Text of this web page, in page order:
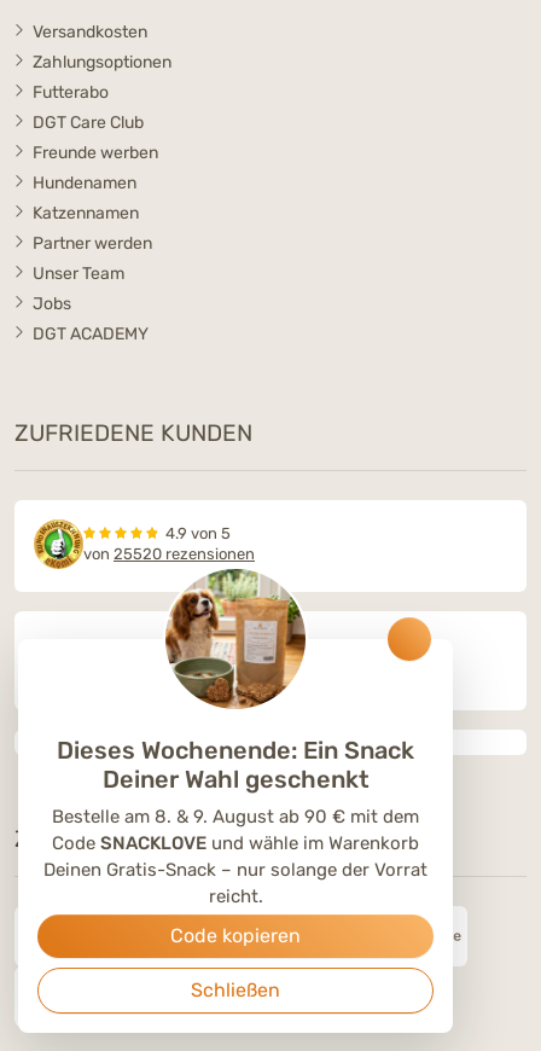
Versandkosten
Zahlungsoptionen
Futterabo
DGT Care Club
Freunde werben
Hundenamen
Katzennamen
Partner werden
Unser Team
Jobs
DGT ACADEMY
ZUFRIEDENE KUNDEN
4.9 von 5
von 25520 rezensionen
ZAHLUNGSOPTIONEN
Dieses Wochenende: Ein Snack
Deiner Wahl geschenkt
Bestelle am 8. & 9. August ab 90 € mit dem
Code SNACKLOVE und wähle im Warenkorb
Deinen Gratis-Snack – nur solange der Vorrat
reicht.
Code kopieren
Schließen